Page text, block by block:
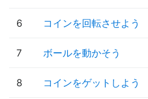
6 コインを回転させよう
7 ボールを動かそう
8 コインをゲットしよう